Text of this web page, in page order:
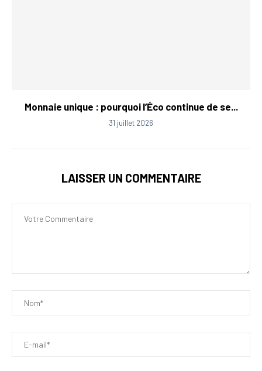
Monnaie unique : pourquoi l’Éco continue de se...
31 juillet 2026
LAISSER UN COMMENTAIRE